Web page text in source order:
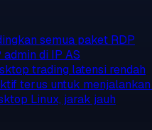
semua paket RDP
admin di IP AS
trading latensi rendah
terus untuk
Linux, jarak jauh